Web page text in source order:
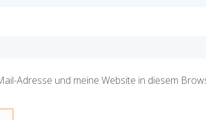
Adresse und meine Website in diesem